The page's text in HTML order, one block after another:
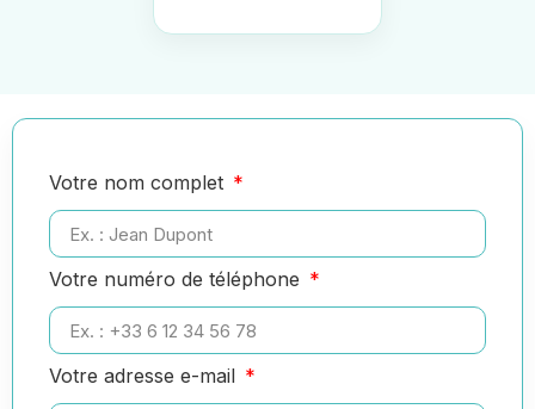
Votre nom complet
Votre numéro de téléphone
Votre adresse e-mail